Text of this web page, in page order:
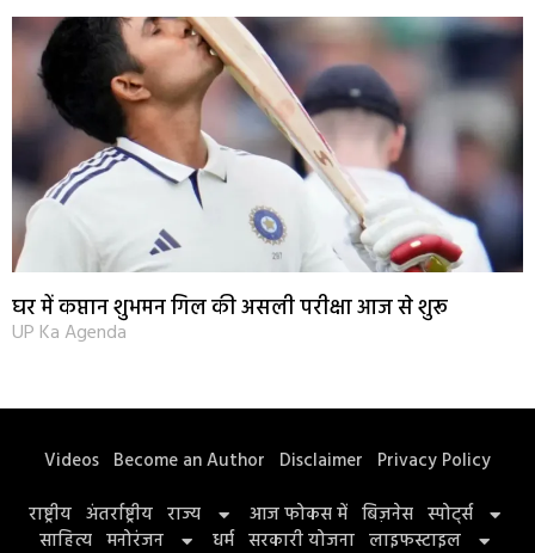
घर में कप्तान शुभमन गिल की असली परीक्षा आज से शुरू
UP Ka Agenda
Videos Become an Author Disclaimer Privacy Policy
राष्ट्रीय अंतर्राष्ट्रीय राज्य आज फोकस में बिज़नेस स्पोर्ट्स
साहित्य मनोरंजन धर्म सरकारी योजना लाइफस्टाइल